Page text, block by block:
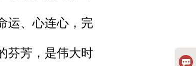
运、心连心，完
芬芳，是伟大时